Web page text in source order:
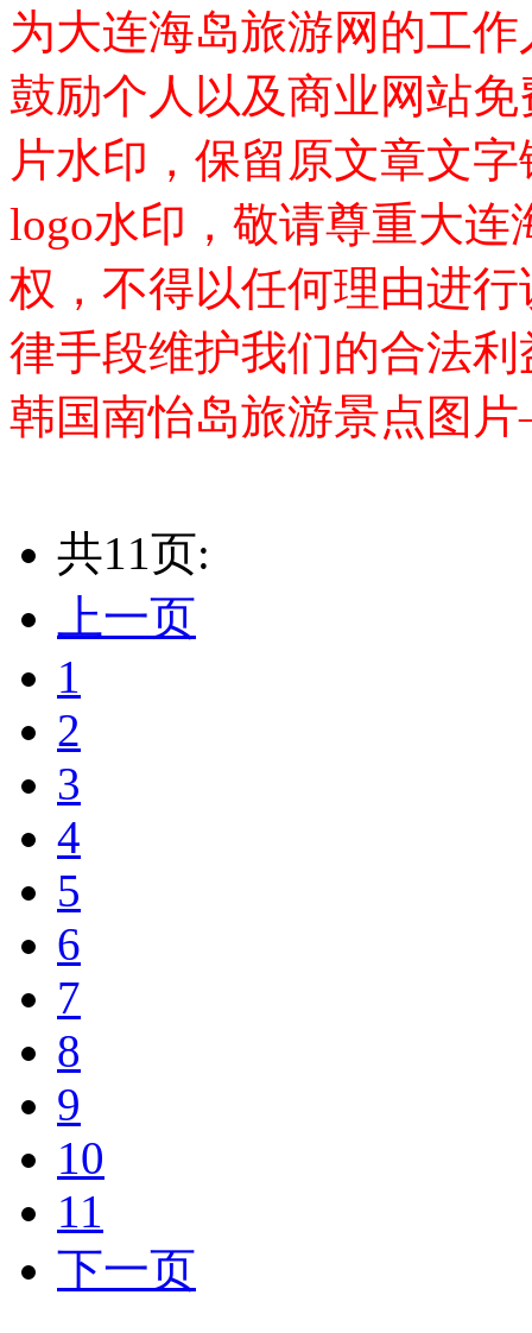
为大连海岛旅游网的工
鼓励个人以及商业网站
片水印，保留原文章文
logo水印，敬请尊重大
权，不得以任何理由进
律手段维护我们的合法利
韩国南怡岛旅游景点图
共11页:
上一页
1
2
3
4
5
6
7
8
9
10
11
下一页